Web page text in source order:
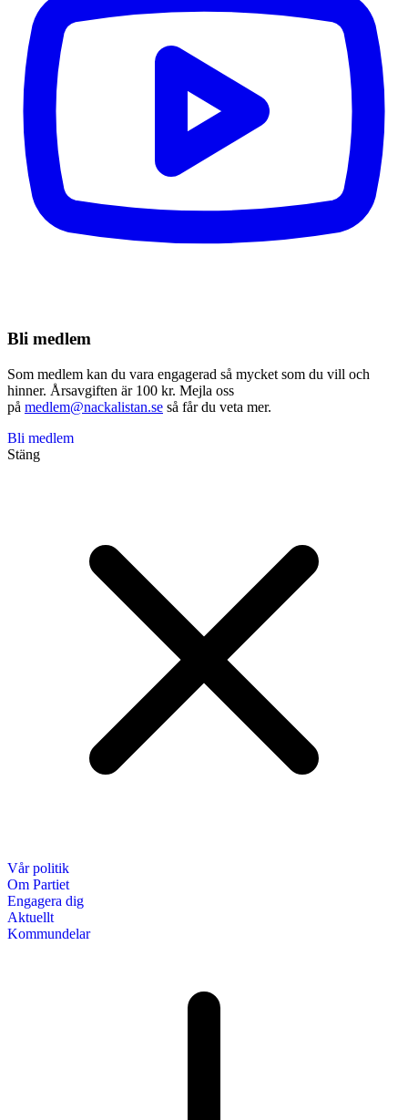
Bli medlem
Som medlem kan du vara engagerad så mycket som du vill och
hinner. Årsavgiften är 100 kr. Mejla oss
på medlem@nackalistan.se så får du veta mer.
Bli medlem
Stäng
Vår politik
Om Partiet
Engagera dig
Aktuellt
Kommundelar